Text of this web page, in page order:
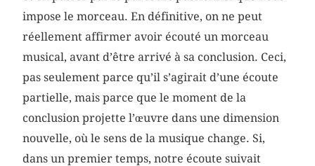
impose le morceau. En définitive, on ne peut
réellement affirmer avoir écouté un morceau
musical, avant d’être arrivé à sa conclusion. Ceci,
pas seulement parce qu’il s’agirait d’une écoute
partielle, mais parce que le moment de la
conclusion projette l’œuvre dans une dimension
nouvelle, où le sens de la musique change. Si,
dans un premier temps, notre écoute suivait